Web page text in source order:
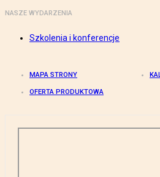
NASZE WYDARZENIA
Szkolenia i konferencje
MAPA STRONY
OFERTA PRODUKTOWA